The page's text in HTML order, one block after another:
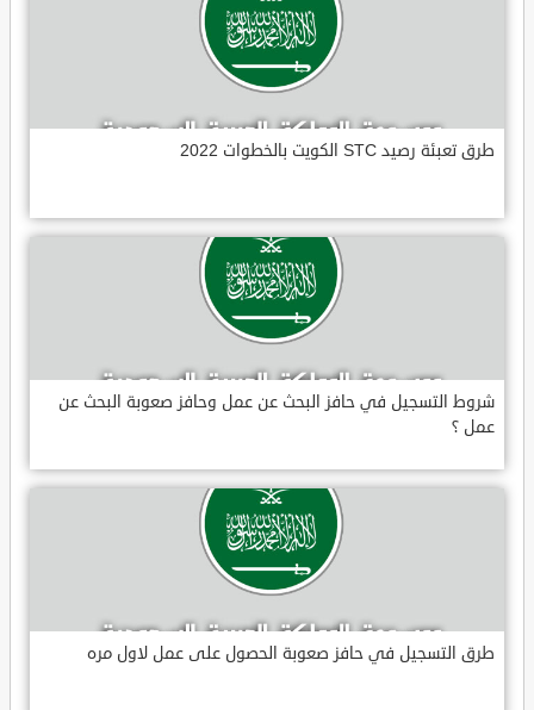
طرق تعبئة رصيد STC الكويت بالخطوات 2022
شروط التسجيل في حافز البحث عن عمل وحافز صعوبة البحث عن
عمل ؟
طرق التسجيل في حافز صعوبة الحصول على عمل لاول مره